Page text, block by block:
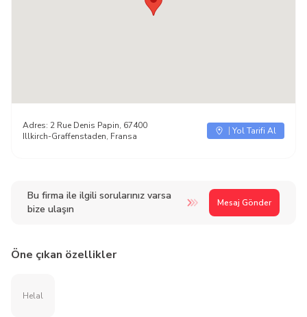
Bu firma ile ilgili sorularınız varsa
bize ulaşın
Mesaj Gönder
Adres: 2 Rue Denis Papin, 67400
Illkirch-Graffenstaden, Fransa
Yol Tarifi Al
Öne çıkan özellikler
Helal